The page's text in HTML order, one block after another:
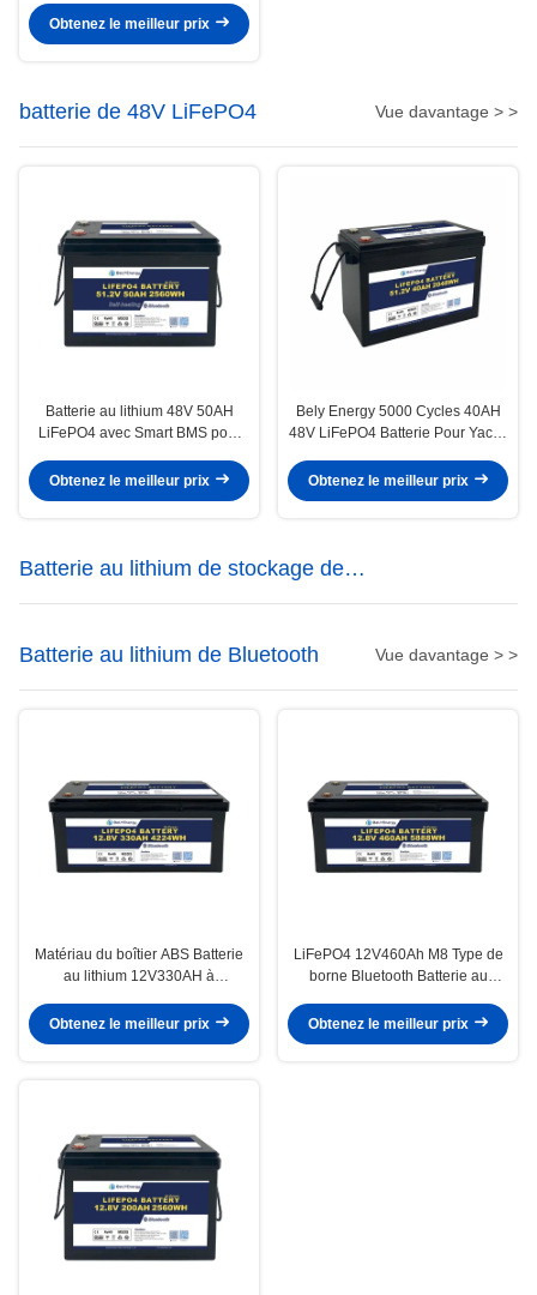
navale
Obtenez le meilleur prix
batterie de 48V LiFePO4 Vue davantage > >
Batterie au lithium 48V 50AH
LiFePO4 avec Smart BMS pour
bateaux maritimes
Obtenez le meilleur prix
Bely Energy 5000 Cycles 40AH
48V LiFePO4 Batterie Pour Yachit
Obtenez le meilleur prix
Batterie au lithium de stockage de
l'énergie
Batterie au lithium de Bluetooth
Vue davantage > >
Matériau du boîtier ABS Batterie
au lithium 12V330AH à
protection IP65 et efficacité ≥99%
Obtenez le meilleur prix
LiFePO4 12V460Ah M8 Type de
borne Bluetooth Batterie au
d'équilibrage Voltage 100A
Courant de charge continue pour
Obtenez le meilleur prix